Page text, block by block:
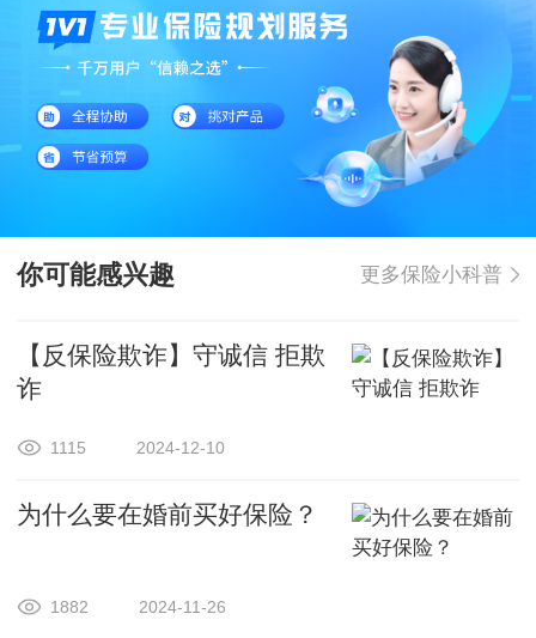
你可能感兴趣 更多保险小科普
【反保险欺诈】守诚信 拒欺
诈
1115 2024-12-10
为什么要在婚前买好保险？
1882 2024-11-26